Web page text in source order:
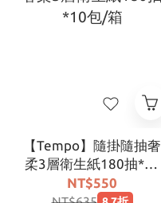
【Tempo】隨掛隨抽奢
柔3層衛生紙180抽*10
包/箱
NT$550